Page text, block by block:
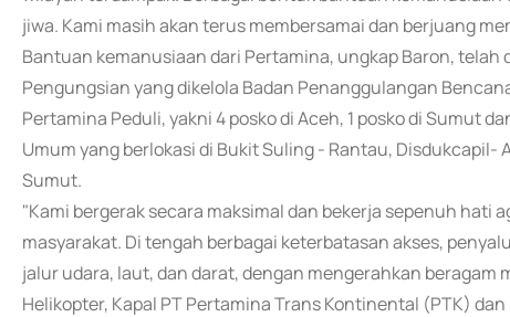
jiwa. Kami masih akan terus membersamai dan berjuang
Bantuan kemanusiaan dari Pertamina, ungkap Baron, telah
Pengungsian yang dikelola Badan Penanggulangan
Pertamina Peduli, yakni 4 posko di Aceh, 1 posko di Sumut
Umum yang berlokasi di Bukit Suling - Rantau, Disdukcapil-
Sumut.
"Kami bergerak secara maksimal dan bekerja sepenuh hati
masyarakat. Di tengah berbagai keterbatasan akses,
jalur udara, laut, dan darat, dengan mengerahkan beragam
Helikopter, Kapal PT Pertamina Trans Kontinental (PTK)